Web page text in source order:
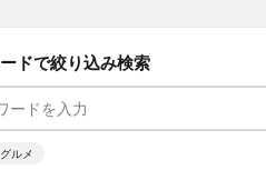
ドで絞り込み検索
グルメ